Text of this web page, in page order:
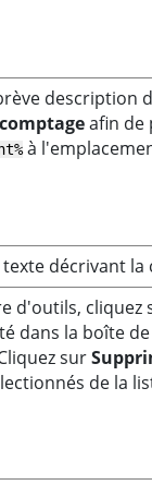
description
afin de
à
texte décrivant la
d'outils, cliquez
dans la boîte
sur
de la